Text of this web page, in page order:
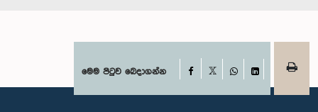
මෙම පිටුව බෙදාගන්න Facebook
WhatsAppLinkedIn